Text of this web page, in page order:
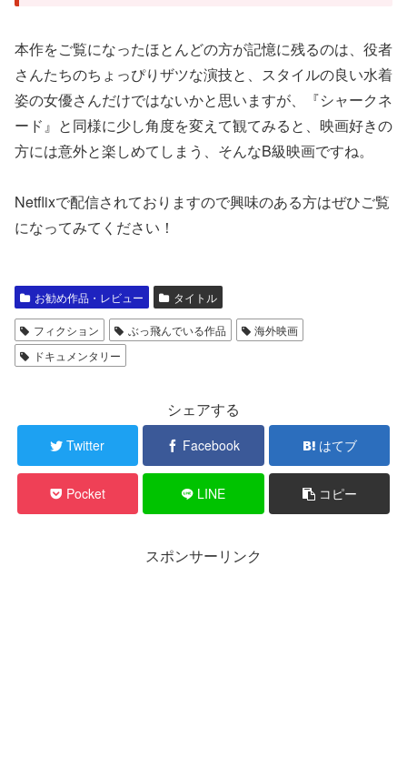
本作をご覧になったほとんどの方が記憶に残るのは、役者
さんたちのちょっぴりザツな演技と、スタイルの良い水着
姿の女優さんだけではないかと思いますが、『シャークネ
ード』と同様に少し角度を変えて観てみると、映画好きの
方には意外と楽しめてしまう、そんなB級映画ですね。
Netflixで配信されておりますので興味のある方はぜひご覧
になってみてください！
お勧め作品・レビュー タイトル
フィクション ぶっ飛んでいる作品
海外映画
ドキュメンタリー
シェアする
Twitter Facebook はてブ
Pocket LINE コピー
スポンサーリンク